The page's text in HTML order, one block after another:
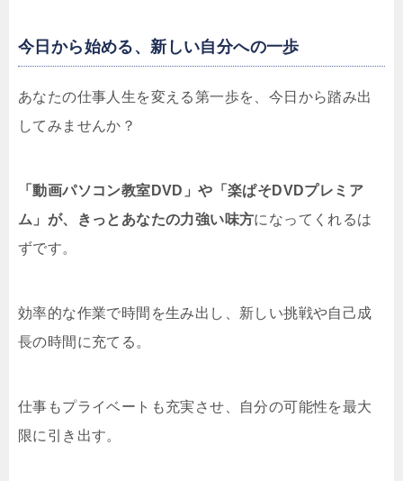
今日から始める、新しい自分への一歩
あなたの仕事人生を変える第一歩を、今日から踏み出
してみませんか？
「動画パソコン教室DVD」や「楽ぱそDVDプレミア
ム」が、きっとあなたの力強い味方になってくれるは
ずです。
効率的な作業で時間を生み出し、新しい挑戦や自己成
長の時間に充てる。
仕事もプライベートも充実させ、自分の可能性を最大
限に引き出す。